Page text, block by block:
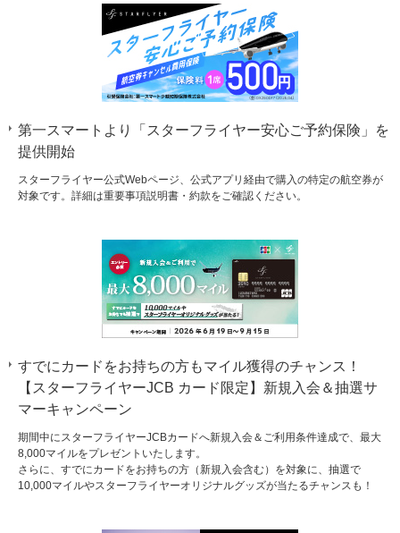
第一スマートより「スターフライヤー安心ご予約保険」を
提供開始
スターフライヤー公式Webページ、公式アプリ経由で購入の特定の航空券が
対象です。詳細は重要事項説明書・約款をご確認ください。
すでにカードをお持ちの方もマイル獲得のチャンス！
【スターフライヤーJCB カード限定】新規入会＆抽選サ
マーキャンペーン
期間中にスターフライヤーJCBカードへ新規入会＆ご利用条件達成で、最大
8,000マイルをプレゼントいたします。
さらに、すでにカードをお持ちの方（新規入会含む）を対象に、抽選で
10,000マイルやスターフライヤーオリジナルグッズが当たるチャンスも！